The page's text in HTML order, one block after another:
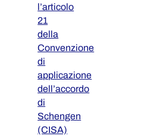
l’articolo
21
della
Convenzione
di
applicazione
dell’accordo
di
Schengen
(CISA)